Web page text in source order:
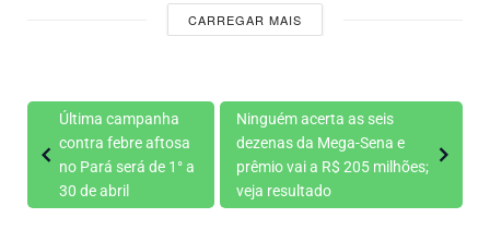
CARREGAR MAIS
Última campanha
contra febre aftosa
no Pará será de 1° a
30 de abril
Ninguém acerta as seis
dezenas da Mega-Sena e
prêmio vai a R$ 205 milhões;
veja resultado